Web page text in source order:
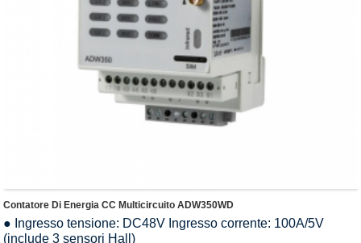
Contatore Di Energia CC Multicircuito ADW350WD
● Ingresso tensione: DC48V Ingresso corrente: 100A/5V
(include 3 sensori Hall)